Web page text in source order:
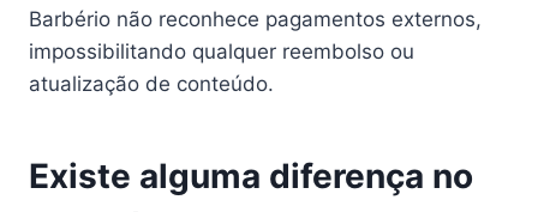
Barbério não reconhece pagamentos externos,
impossibilitando qualquer reembolso ou
atualização de conteúdo.
Existe alguma diferença no